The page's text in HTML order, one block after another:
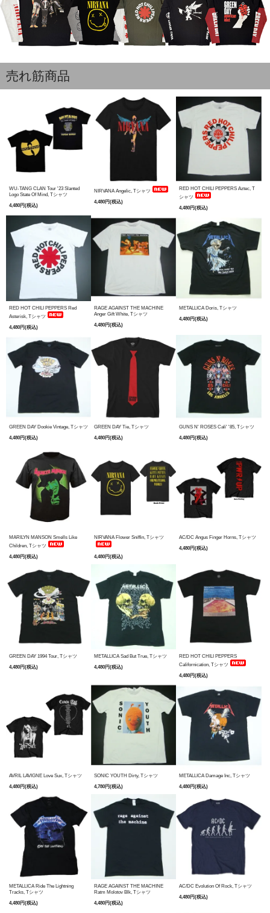
売れ筋商品
WU-TANG CLAN Tour '23 Slanted
Logo State Of Mind, Tシャツ
4,480円(税込)
NIRVANA Angelic, Tシャツ
4,480円(税込)
RED HOT CHILI PEPPERS Aztec, T
シャツ
4,480円(税込)
RED HOT CHILI PEPPERS Red
Asterisk, Tシャツ
4,480円(税込)
RAGE AGAINST THE MACHINE
Anger Gift White, Tシャツ
4,480円(税込)
METALLICA Doris, Tシャツ
4,480円(税込)
GREEN DAY Dookie Vintage, Tシャツ
4,480円(税込)
GREEN DAY Tie, Tシャツ
4,480円(税込)
GUNS N' ROSES Cali' '85, Tシャツ
4,480円(税込)
MARILYN MANSON Smells Like
Children, Tシャツ
4,480円(税込)
NIRVANA Flower Sniffin, Tシャツ
4,480円(税込)
AC/DC Angus Finger Horns, Tシャツ
4,480円(税込)
GREEN DAY 1994 Tour, Tシャツ
4,480円(税込)
METALLICA Sad But True, Tシャツ
4,480円(税込)
RED HOT CHILI PEPPERS
Californication, Tシャツ
4,480円(税込)
AVRIL LAVIGNE Love Sux, Tシャツ
4,480円(税込)
SONIC YOUTH Dirty, Tシャツ
4,780円(税込)
METALLICA Damage Inc, Tシャツ
4,480円(税込)
METALLICA Ride The Lightning
Tracks, Tシャツ
4,480円(税込)
RAGE AGAINST THE MACHINE
Ratm Molotov Blk, Tシャツ
4,480円(税込)
AC/DC Evolution Of Rock, Tシャツ
4,480円(税込)